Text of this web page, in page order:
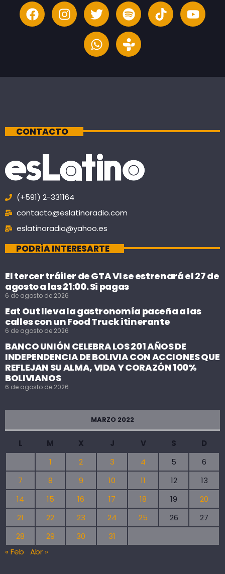
CONTACTO
(+591) 2-331164
contacto@eslatinoradio.com
eslatinoradio@yahoo.es
PODRÍA INTERESARTE
El tercer tráiler de GTA VI se estrenará el 27 de
agosto a las 21:00. Si pagas
6 de agosto de 2026
Eat Out lleva la gastronomía paceña a las
calles con un Food Truck itinerante
6 de agosto de 2026
BANCO UNIÓN CELEBRA LOS 201 AÑOS DE
INDEPENDENCIA DE BOLIVIA CON ACCIONES QUE
REFLEJAN SU ALMA, VIDA Y CORAZÓN 100%
BOLIVIANOS
6 de agosto de 2026
MARZO 2022
L M X J V S
D
1
2 3 4 5
6
7
8 9 10 11 12
13
14
15 16 17 18 19
20
21
22 23 24 25 26
27
28
29 30
31
« Feb
Abr »